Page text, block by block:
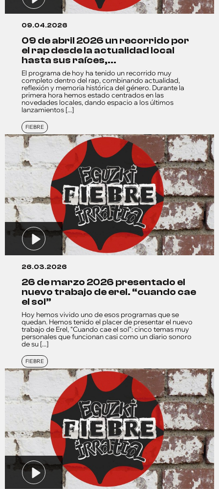
09.04.2026
09 de abril 2026 un recorrido por
el rap desde la actualidad local
hasta sus raíces,...
El programa de hoy ha tenido un recorrido muy
completo dentro del rap, combinando actualidad,
reflexión y memoria histórica del género. Durante la
primera hora hemos estado centrados en las
novedades locales, dando espacio a los últimos
lanzamientos [...]
FIEBRE
26.03.2026
26 de marzo 2026 presentado el
nuevo trabajo de erel. “cuando cae
el sol”
Hoy hemos vivido uno de esos programas que se
quedan. Hemos tenido el placer de presentar el nuevo
trabajo de Erel, “Cuando cae el sol”: cinco temas muy
personales que funcionan casi como un diario sonoro
de su [...]
FIEBRE